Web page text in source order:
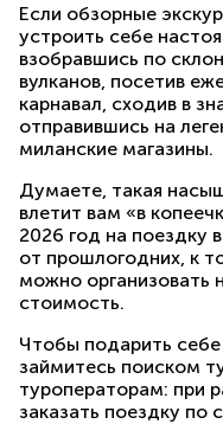
Если обзорные
устроить себе
взобравшись по
вулканов, посетив
карнавал, сходив в
отправившись на
миланские магазины.
Думаете, такая
влетит вам «в
2026 год на поездку
от прошлогодних, к
можно организовать
стоимость.
Чтобы подарить
займитесь поиском
туроператорам: при
заказать поездку по